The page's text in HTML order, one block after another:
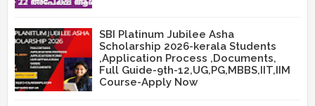
SBI Platinum Jubilee Asha
Scholarship 2026-kerala Students
,Application Process ,Documents,
Full Guide-9th-12,UG,PG,MBBS,IIT,IIM
Course-Apply Now